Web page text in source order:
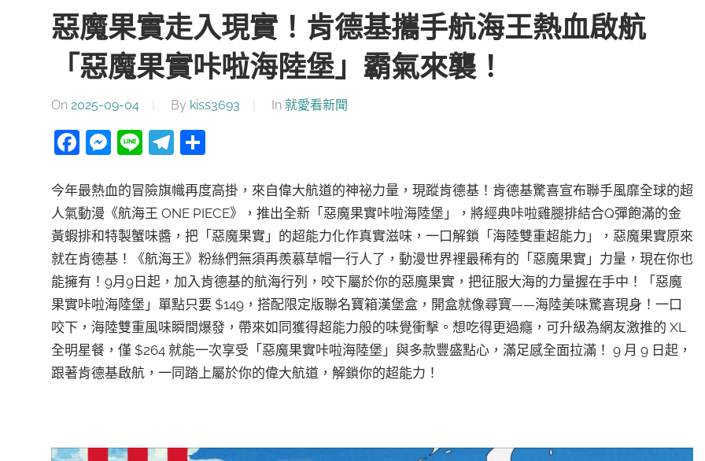
惡魔果實走入現實！肯德基攜手航海王熱血啟航
「惡魔果實咔啦海陸堡」霸氣來襲！
On 2025-09-04 By kiss3693 In 就愛看新聞
Facebook
Messenger
LineTelegram
分
今年最熱血的冒險旗幟再度高掛，來自偉大航道的神祕力量，現蹤肯德基！​肯德基驚喜宣布聯手風靡全球的超
人氣動漫《航海王 ONE PIECE》，推出全新「惡魔果實咔啦海陸堡」，將經典咔啦雞腿排結合Q彈飽滿的金
黃蝦排和特製蟹味醬，把「惡魔果實」的超能力化作真實滋味，一口解鎖「海陸雙重超能力」，惡魔果實原來
就在肯德基！​《航海王》粉絲們無須再羨慕草帽一行人了，動漫世界裡最稀有的「惡魔果實」力量，現在你也
能擁有！9月9日起，加入肯德基的航海行列，咬下屬於你的惡魔果實，把征服大海的力量握在手中！​「惡魔
果實咔啦海陸堡」單點只要 $149，搭配限定版聯名寶箱漢堡盒，開盒就像尋寶——海陸美味驚喜現身！一口
咬下，海陸雙重風味瞬間爆發，帶來如同獲得超能力般的味覺衝擊。想吃得更過癮，可升級為網友激推的 XL
全明星餐，僅 $264 就能一次享受「惡魔果實咔啦海陸堡」與多款豐盛點心，滿足感全面拉滿！ 9 月 9 日起，
跟著肯德基啟航，一同踏上屬於你的偉大航道，解鎖你的超能力！